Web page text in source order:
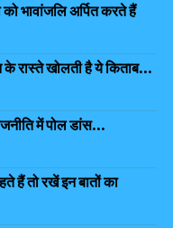
भावांजलि अर्पित करते हैं
रास्ते खोलती है ये किताब...
में पोल डांस...
हैं तो रखें इन बातों का